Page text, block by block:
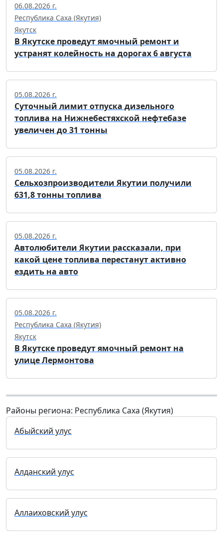
06.08.2026 г.
Республика Саха (Якутия)
Якутск
В Якутске проведут ямочный ремонт и
устранят колейность на дорогах 6 августа
05.08.2026 г.
Суточный лимит отпуска дизельного
топлива на Нижнебестяхской нефтебазе
увеличен до 31 тонны
05.08.2026 г.
Сельхозпроизводители Якутии получили
631,8 тонны топлива
05.08.2026 г.
Автолюбители Якутии рассказали, при
какой цене топлива перестанут активно
ездить на авто
05.08.2026 г.
Республика Саха (Якутия)
Якутск
В Якутске проведут ямочный ремонт на
улице Лермонтова
Районы региона: Республика Саха (Якутия)
Абыйский улус
Алданский улус
Аллаиховский улус